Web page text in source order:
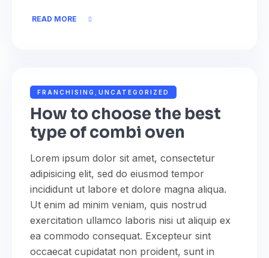
READ MORE
FRANCHISING UNCATEGORIZED
NOVEMBER 16, 2022 ADMIN
How to choose the best
type of combi oven
Lorem ipsum dolor sit amet, consectetur
adipisicing elit, sed do eiusmod tempor
incididunt ut labore et dolore magna aliqua.
Ut enim ad minim veniam, quis nostrud
exercitation ullamco laboris nisi ut aliquip ex
ea commodo consequat. Excepteur sint
occaecat cupidatat non proident, sunt in